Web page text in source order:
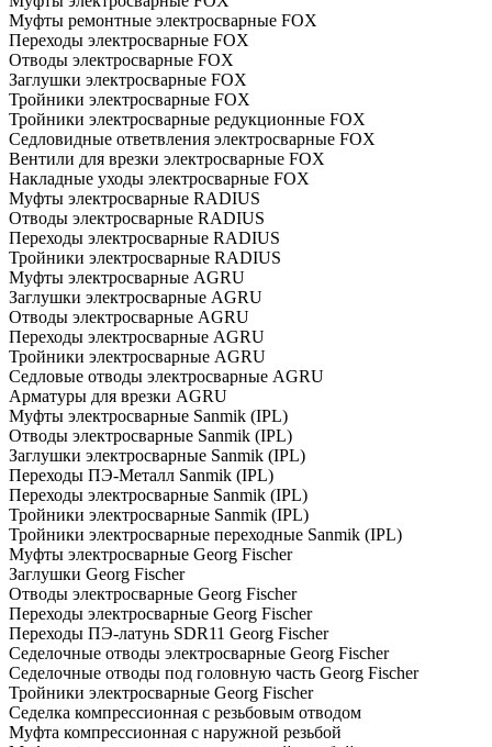
Муфты ремонтные электросварные FOX
Переходы электросварные FOX
Отводы электросварные FOX
Заглушки электросварные FOX
Тройники электросварные FOX
Тройники электросварные редукционные FOX
Седловидные ответвления электросварные FOX
Вентили для врезки электросварные FOX
Накладные уходы электросварные FOX
Муфты электросварные RADIUS
Отводы электросварные RADIUS
Переходы электросварные RADIUS
Тройники электросварные RADIUS
Муфты электросварные AGRU
Заглушки электросварные AGRU
Отводы электросварные AGRU
Переходы электросварные AGRU
Тройники электросварные AGRU
Седловые отводы электросварные AGRU
Арматуры для врезки AGRU
Муфты электросварные Sanmik (IPL)
Отводы электросварные Sanmik (IPL)
Заглушки электросварные Sanmik (IPL)
Переходы ПЭ-Металл Sanmik (IPL)
Переходы электросварные Sanmik (IPL)
Тройники электросварные Sanmik (IPL)
Тройники электросварные переходные Sanmik (IPL)
Муфты электросварные Georg Fischer
Заглушки Georg Fischer
Отводы электросварные Georg Fischer
Переходы электросварные Georg Fischer
Переходы ПЭ-латунь SDR11 Georg Fischer
Седелочные отводы электросварные Georg Fischer
Седелочные отводы под головную часть Georg Fischer
Тройники электросварные Georg Fischer
Седелка компрессионная с резьбовым отводом
Муфта компрессионная с наружной резьбой